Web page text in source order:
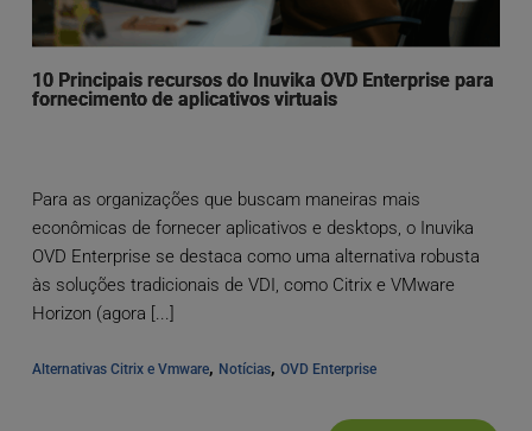
10 Principais recursos do Inuvika OVD Enterprise para
fornecimento de aplicativos virtuais
Para as organizações que buscam maneiras mais
econômicas de fornecer aplicativos e desktops, o Inuvika
OVD Enterprise se destaca como uma alternativa robusta
às soluções tradicionais de VDI, como Citrix e VMware
Horizon (agora [...]
Alternativas Citrix e Vmware, Notícias, OVD Enterprise